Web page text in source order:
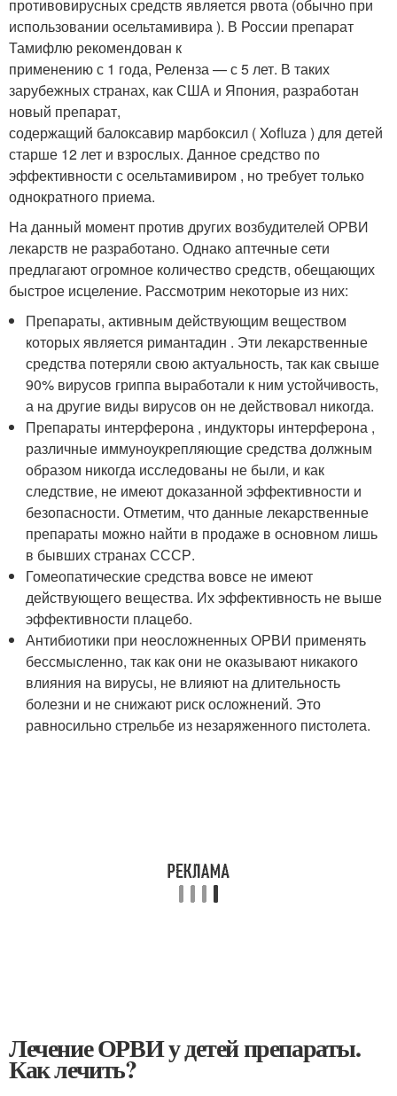
противовирусных средств является рвота (обычно при
использовании осельтамивира ). В России препарат
Тамифлю рекомендован к
применению с 1 года, Реленза — с 5 лет. В таких
зарубежных странах, как США и Япония, разработан
новый препарат,
содержащий балоксавир марбоксил ( Xofluza ) для детей
старше 12 лет и взрослых. Данное средство по
эффективности с осельтамивиром , но требует только
однократного приема.
На данный момент против других возбудителей ОРВИ
лекарств не разработано. Однако аптечные сети
предлагают огромное количество средств, обещающих
быстрое исцеление. Рассмотрим некоторые из них:
Препараты, активным действующим веществом
которых является римантадин . Эти лекарственные
средства потеряли свою актуальность, так как свыше
90% вирусов гриппа выработали к ним устойчивость,
а на другие виды вирусов он не действовал никогда.
Препараты интерферона , индукторы интерферона ,
различные иммуноукрепляющие средства должным
образом никогда исследованы не были, и как
следствие, не имеют доказанной эффективности и
безопасности. Отметим, что данные лекарственные
препараты можно найти в продаже в основном лишь
в бывших странах СССР.
Гомеопатические средства вовсе не имеют
действующего вещества. Их эффективность не выше
эффективности плацебо.
Антибиотики при неосложненных ОРВИ применять
бессмысленно, так как они не оказывают никакого
влияния на вирусы, не влияют на длительность
болезни и не снижают риск осложнений. Это
равносильно стрельбе из незаряженного пистолета.
Лечение ОРВИ у детей препараты.
Как лечить?